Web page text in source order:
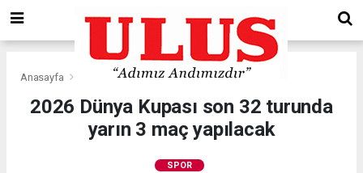
Anasayfa
2026 Dünya Kupası son 32 turunda
yarın 3 maç yapılacak
SPOR